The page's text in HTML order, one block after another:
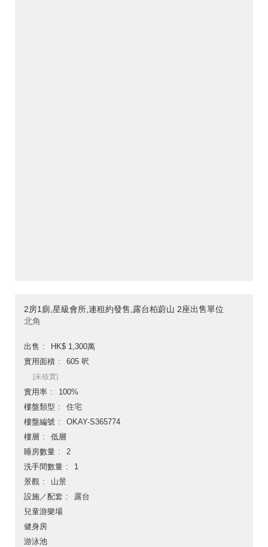
2房1廁,星級會所,連租約發售,露台柏蔚山 2座出售單位
北角
出售
HK$ 1,300萬
實用面積
605 呎
[未核實]
實用率
100%
樓盤類型
住宅
樓盤編號
OKAY-S365774
樓層
低層
睡房數量
2
洗手間數量
1
景觀
山景
設施／配套
露台
兒童游樂場
健身房
游泳池